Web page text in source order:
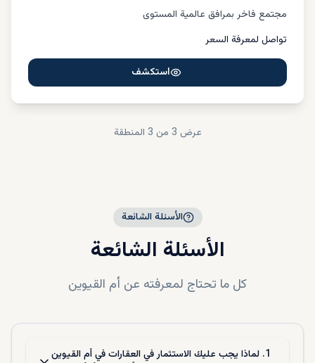
مجتمع فاخر بمرافق عالمية المستوى
تواصل لمعرفة السعر
استكشف
عرض 3 من 3 المنطقة
الأسئلة الشائعة
الأسئلة الشائعة
كل ما تحتاج لمعرفته عن أم القيوين
1. لماذا يجب عليك الاستثمار في العقارات في أم القيوين